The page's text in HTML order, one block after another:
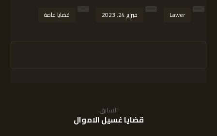
Lawer فبراير 24, 2023 قضايا عامة
السابق
قضايا غسيل الاموال